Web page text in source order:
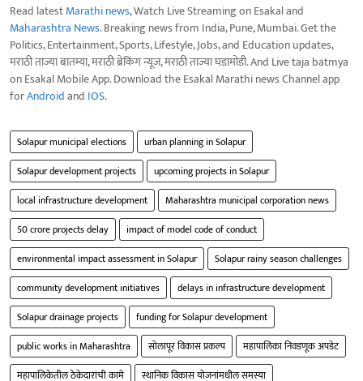
Read latestMarathi news, Watch Live Streaming on Esakal and
Maharashtra News. Breaking news from India, Pune, Mumbai. Get the
Politics, Entertainment, Sports, Lifestyle, Jobs, and Education updates,
मराठी ताज्या बातम्या, मराठी ब्रेकिंग न्यूज, मराठी ताज्या घडामोडी. And Live taja batmya
on Esakal Mobile App. Download the Esakal Marathi news Channel app
forAndroidand IOS.
Solapur municipal elections
urban planning in Solapur
Solapur development projects
upcoming projects in Solapur
local infrastructure development
Maharashtra municipal corporation news
50 crore projects delay
impact of model code of conduct
environmental impact assessment in Solapur
Solapur rainy season challenges
community development initiatives
delays in infrastructure development
Solapur drainage projects
funding for Solapur development
public works in Maharashtra
सोलापूर विकास प्रकल्प
महापालिका निवडणूक अपडेट
महापालिकेतील ठेकेदारांची कामे
स्थानिक विकास योजनांमधील समस्या